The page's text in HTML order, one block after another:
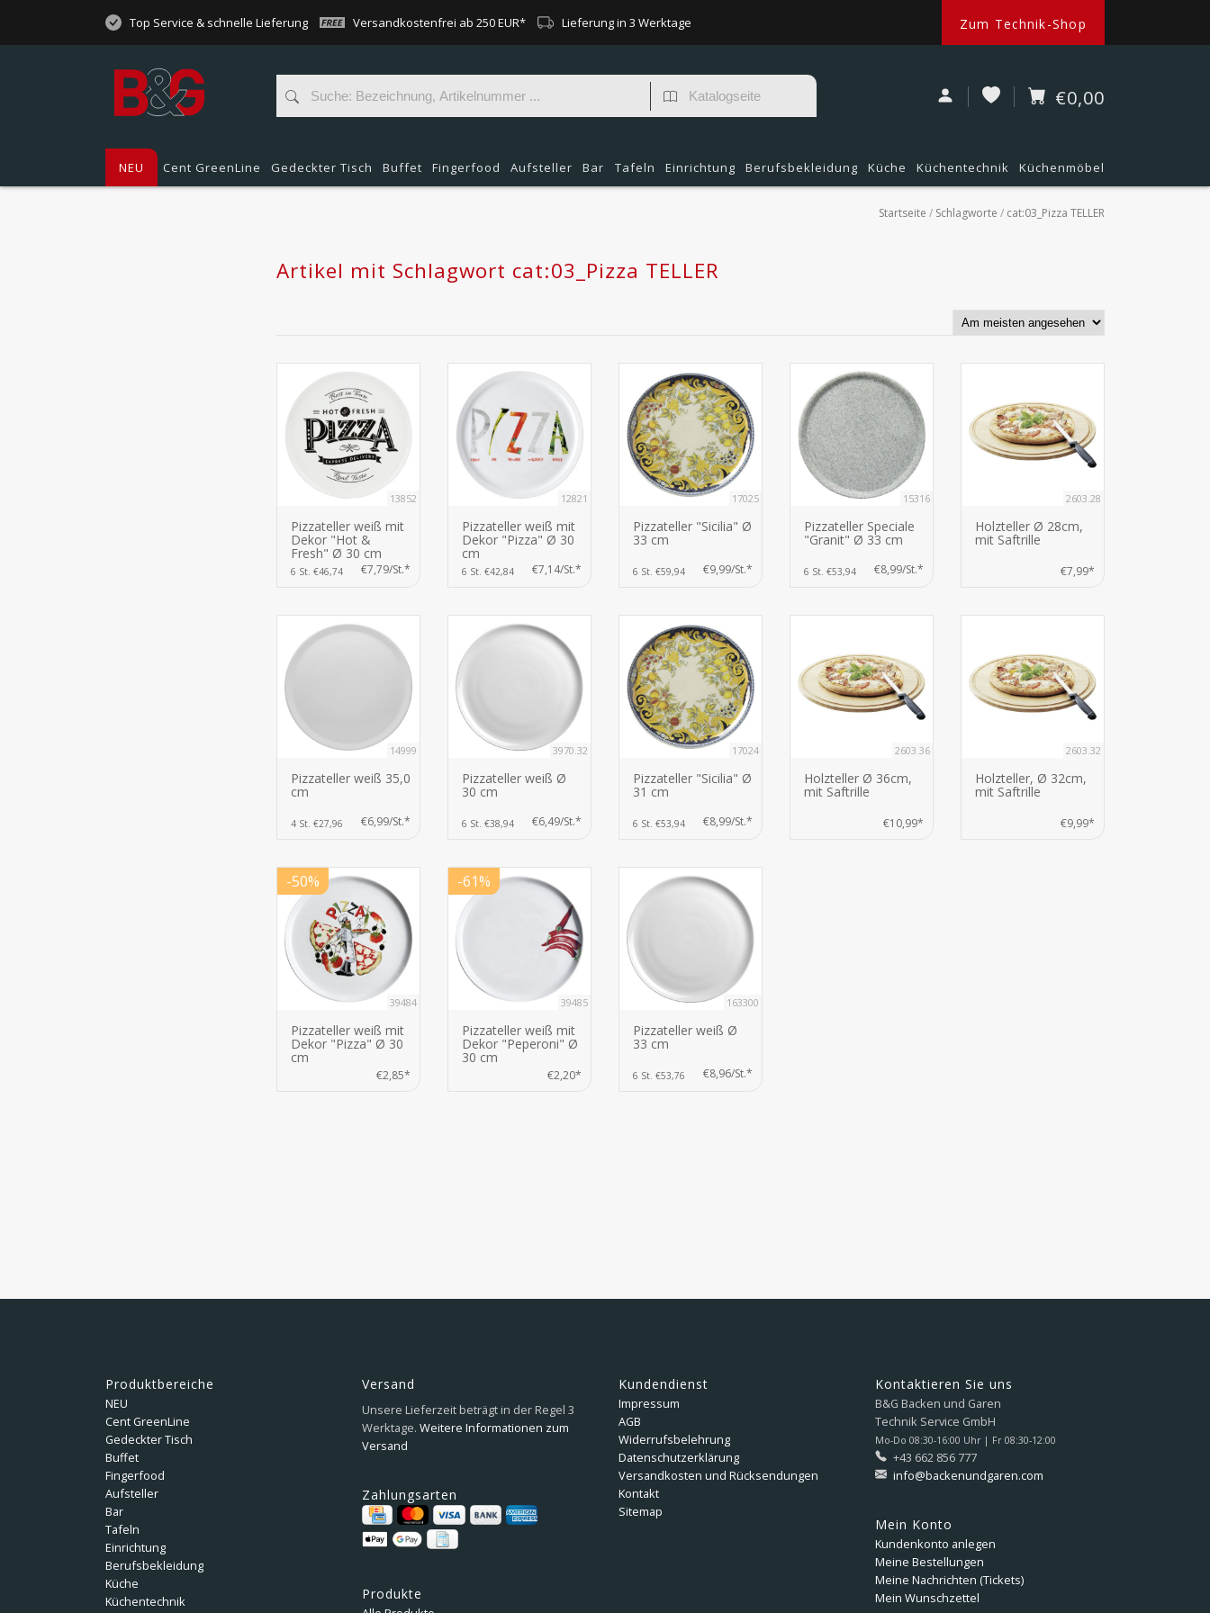
Top Service & schnelle Lieferung Versandkostenfrei ab 250 EUR* Lieferung in 3 Werktage Zum Technik-Shop
€0,00
NEU Cent GreenLine Gedeckter Tisch Buffet Fingerfood Aufsteller Bar Tafeln Einrichtung Berufsbekleidung Küche Küchentechnik Küchenmöbel
Startseite / Schlagworte / cat:03_Pizza TELLER
Artikel mit Schlagwort cat:03_Pizza TELLER
13852
Pizzateller weiß mit
Dekor "Hot &
Fresh" Ø 30 cm
6 St. €46,74 €7,79/St.*
12821
Pizzateller weiß mit
Dekor "Pizza" Ø 30
cm
6 St. €42,84 €7,14/St.*
17025
Pizzateller "Sicilia" Ø
33 cm
6 St. €59,94 €9,99/St.*
15316
Pizzateller Speciale
"Granit" Ø 33 cm
6 St. €53,94 €8,99/St.*
2603.28
Holzteller Ø 28cm,
mit Saftrille
€7,99*
14999
Pizzateller weiß 35,0
cm
4 St. €27,96 €6,99/St.*
3970.32
Pizzateller weiß Ø
30 cm
6 St. €38,94 €6,49/St.*
17024
Pizzateller "Sicilia" Ø
31 cm
6 St. €53,94 €8,99/St.*
2603.36
Holzteller Ø 36cm,
mit Saftrille
€10,99*
2603.32
Holzteller, Ø 32cm,
mit Saftrille
€9,99*
39484
Pizzateller weiß mit
Dekor "Pizza" Ø 30
cm
€2,85*
-50%
39485
Pizzateller weiß mit
Dekor "Peperoni" Ø
30 cm
€2,20*
-61%
163300
Pizzateller weiß Ø
33 cm
6 St. €53,76 €8,96/St.*
Produktbereiche
NEU
Cent GreenLine
Gedeckter Tisch
Buffet
Fingerfood
Aufsteller
Bar
Tafeln
Einrichtung
Berufsbekleidung
Küche
Küchentechnik
Versand
Unsere Lieferzeit beträgt in der Regel 3
Werktage. Weitere Informationen zum
Versand
Zahlungsarten
Produkte
Kundendienst
Impressum
AGB
Widerrufsbelehrung
Datenschutzerklärung
Versandkosten und Rücksendungen
Kontakt
Sitemap
Kontaktieren Sie uns
B&G Backen und Garen
Technik Service GmbH
Mo-Do 08:30-16:00 Uhr | Fr 08:30-12:00
+43 662 856 777
info@backenundgaren.com
Mein Konto
Kundenkonto anlegen
Meine Bestellungen
Meine Nachrichten (Tickets)
Mein Wunschzettel